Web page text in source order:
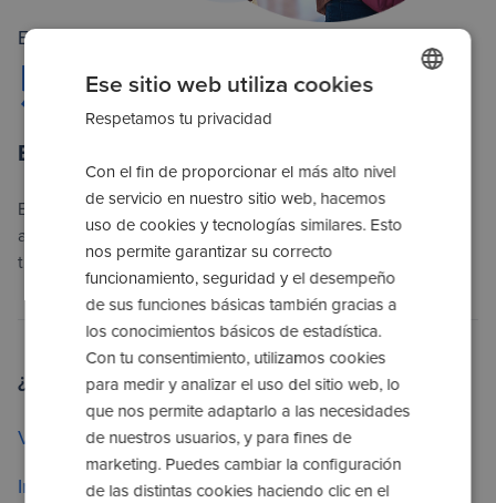
Error
500
Error interno del servidor
El servidor ha encontrado problemas inesperados. Vuelve
a intentarlo más tarde. Nuestro equipo técnico ya está
trabajando para solucionar la incidencia.
¿Qué puedes hacer?
Volver a la página principal
Ir a preguntas frecuentes
ENGLISH
ROMANIAN
RUSSIAN
ITALIAN
Ese sitio web utiliza cookies
Respetamos tu privacidad
Con el fin de proporcionar el más alto nivel
de servicio en nuestro sitio web, hacemos
uso de cookies y tecnologías similares. Esto
nos permite garantizar su correcto
funcionamiento, seguridad y el desempeño
de sus funciones básicas también gracias a
los conocimientos básicos de estadística.
Con tu consentimiento, utilizamos cookies
para medir y analizar el uso del sitio web, lo
que nos permite adaptarlo a las necesidades
de nuestros usuarios, y para fines de
marketing. Puedes cambiar la configuración
de las distintas cookies haciendo clic en el